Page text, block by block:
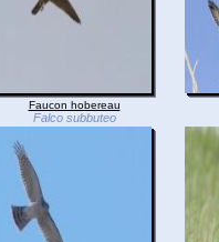
Faucon hobereau
Falco subbuteo